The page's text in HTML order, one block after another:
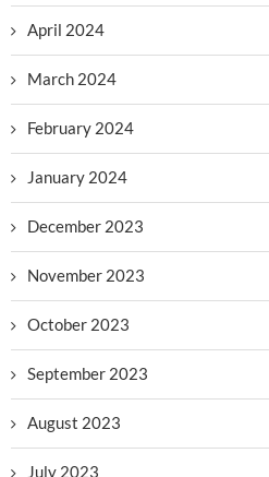
April 2024
March 2024
February 2024
January 2024
December 2023
November 2023
October 2023
September 2023
August 2023
July 2023